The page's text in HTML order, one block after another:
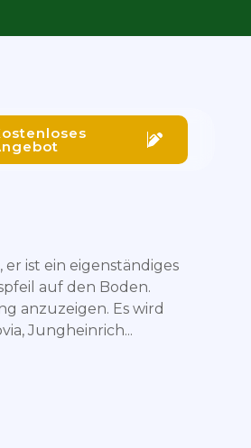
ist ein eigenständiges
auf den Boden.
anzuzeigen. Es wird
Jungheinrich...